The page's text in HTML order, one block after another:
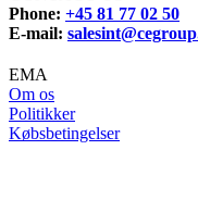
Phone: +45 81 77 02 50
E-mail:
EMA
Om os
Politikker
Købsbetingelser